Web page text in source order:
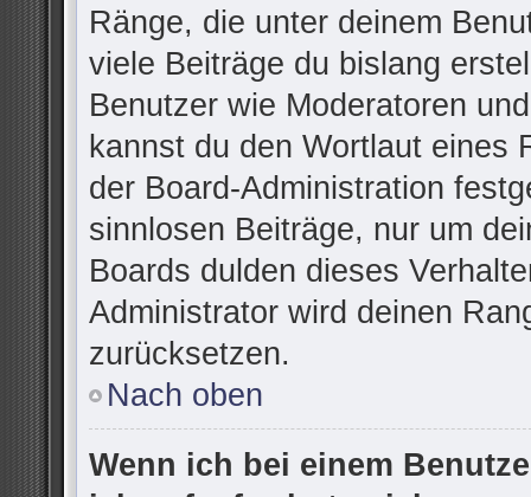
Ränge, die unter deinem
viele Beiträge du bislang
Benutzer wie Moderatoren
kannst du den Wortlaut eines
der Board-Administration
sinnlosen Beiträge, nur um
Boards dulden dieses
Administrator wird deinen
zurücksetzen.
Nach oben
Wenn ich bei einem